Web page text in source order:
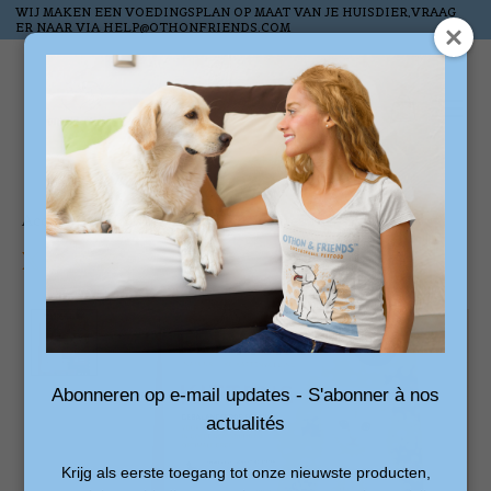
WIJ MAKEN EEN VOEDINGSPLAN OP MAAT VAN JE HUISDIER,VRAAG
ER NAAR VIA HELP@OTHONFRIENDS.COM
Liste de
Accueil / FELYNIA-CHATONS - Toutes races
Product image slideshow Items
Abonneren op e-mail updates - S'abonner à nos
actualités
Krijg als eerste toegang tot onze nieuwste producten,